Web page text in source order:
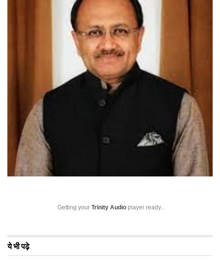
Getting your Trinity Audio player ready...
ये भी पढ़े